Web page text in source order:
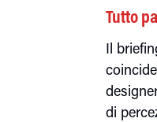
Tutto
Il
di